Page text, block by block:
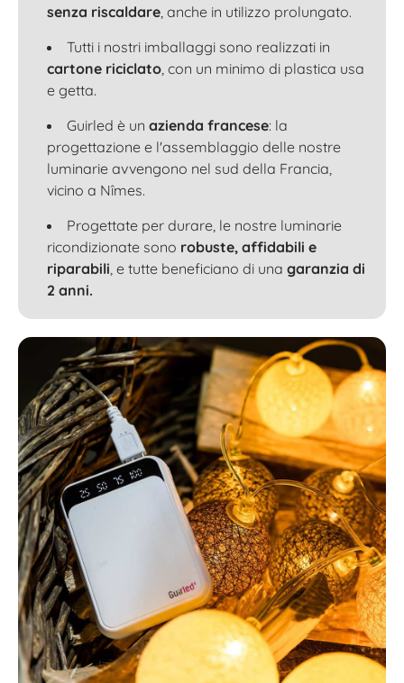
senza riscaldare , anche in utilizzo prolungato.
Tutti i nostri imballaggi sono realizzati in
cartone riciclato , con un minimo di plastica usa
e getta.
Guirled è un azienda francese: la
progettazione e l'assemblaggio delle nostre
luminarie avvengono nel sud della Francia,
vicino a Nîmes.
Progettate per durare, le nostre luminarie
ricondizionate sono robuste, affidabili e
riparabili , e tutte beneficiano di una garanzia di
2 anni.